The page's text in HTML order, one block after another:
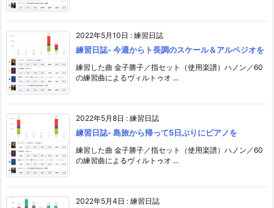
2022年5月10日 : 練習日誌
練習日誌- 今週からト長調のスケール＆アルペジオを
練習した曲 金子勝子／指セット（使用楽譜）ハノン／60
の練習曲によるヴィルトゥオ ...
2022年5月8日 : 練習日誌
練習日誌- 島旅から帰って5日ぶりにピアノを
練習した曲 金子勝子／指セット（使用楽譜）ハノン／60
の練習曲によるヴィルトゥオ ...
2022年5月4日 : 練習日誌